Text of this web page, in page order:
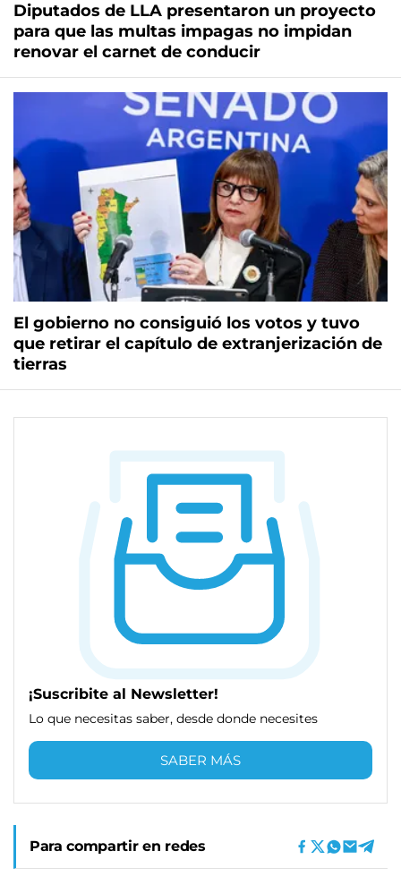
Diputados de LLA presentaron un proyecto
para que las multas impagas no impidan
renovar el carnet de conducir
El gobierno no consiguió los votos y tuvo
que retirar el capítulo de extranjerización de
tierras
¡Suscribite al Newsletter!
Lo que necesitas saber, desde donde necesites
SABER MÁS
Para compartir en redes